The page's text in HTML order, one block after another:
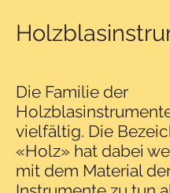
Die Familie der
vielfältig. Die
«Holz» hat dabei
mit dem Material